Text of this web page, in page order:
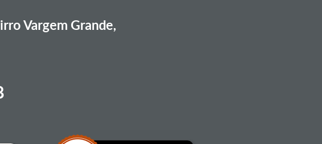
Vargem Grande,